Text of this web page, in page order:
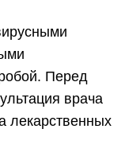
Перед
врача
лекарственных